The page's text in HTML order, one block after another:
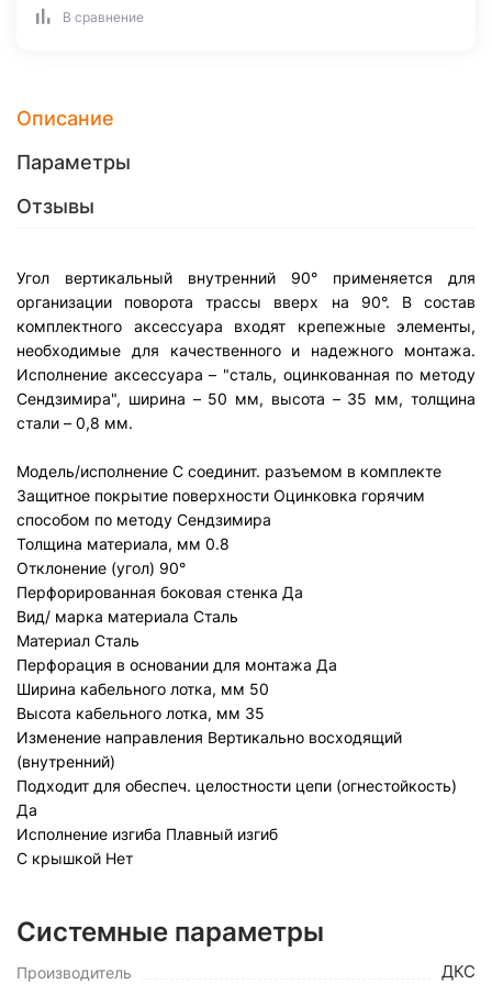
В сравнение
Описание
Параметры
Отзывы
Угол вертикальный внутренний 90° применяется для
организации поворота трассы вверх на 90°. В состав
комплектного аксессуара входят крепежные элементы,
необходимые для качественного и надежного монтажа.
Исполнение аксессуара – "сталь, оцинкованная по методу
Сендзимира", ширина – 50 мм, высота – 35 мм, толщина
стали – 0,8 мм.
Модель/исполнение С соединит. разъемом в комплекте
Защитное покрытие поверхности Оцинковка горячим
способом по методу Сендзимира
Толщина материала, мм 0.8
Отклонение (угол) 90°
Перфорированная боковая стенка Да
Вид/ марка материала Сталь
Материал Сталь
Перфорация в основании для монтажа Да
Ширина кабельного лотка, мм 50
Высота кабельного лотка, мм 35
Изменение направления Вертикально восходящий
(внутренний)
Подходит для обеспеч. целостности цепи (огнестойкость)
Да
Исполнение изгиба Плавный изгиб
С крышкой Нет
Системные параметры
Производитель ДКС